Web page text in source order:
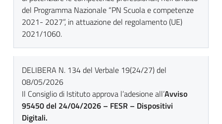
del Programma Nazionale “PN Scuola e competenze
2021- 2027”, in attuazione del regolamento (UE)
2021/1060.
DELIBERA N. 134 del Verbale 19(24/27) del
08/05/2026
Il Consiglio di Istituto approva l’adesione all’Avviso
95450 del 24/04/2026 – FESR – Dispositivi
Digitali.